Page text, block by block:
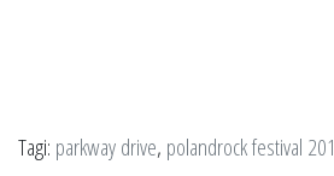
Tagi: parkway drive, polandrock festival